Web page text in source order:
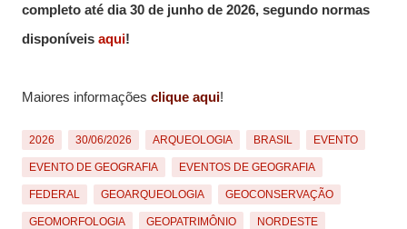
completo até dia 30 de junho de 2026, segundo normas
disponíveis aqui!
Maiores informações clique aqui!
2026 30/06/2026 ARQUEOLOGIA BRASIL EVENTO
EVENTO DE GEOGRAFIA EVENTOS DE GEOGRAFIA
FEDERAL GEOARQUEOLOGIA GEOCONSERVAÇÃO
GEOMORFOLOGIA GEOPATRIMÔNIO NORDESTE